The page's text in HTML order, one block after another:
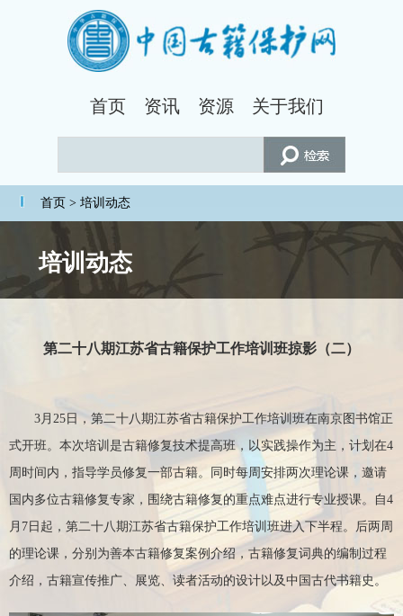
首页 资讯 资源 关于我们
首页 > 培训动态
培训动态
第二十八期江苏省古籍保护工作培训班掠影（二）
3月25日，第二十八期江苏省古籍保护工作培训班在南京图书馆正
式开班。本次培训是古籍修复技术提高班，以实践操作为主，计划在4
周时间内，指导学员修复一部古籍。同时每周安排两次理论课，邀请
国内多位古籍修复专家，围绕古籍修复的重点难点进行专业授课。自4
月7日起，第二十八期江苏省古籍保护工作培训班进入下半程。后两周
的理论课，分别为善本古籍修复案例介绍，古籍修复词典的编制过程
介绍，古籍宣传推广、展览、读者活动的设计以及中国古代书籍史。